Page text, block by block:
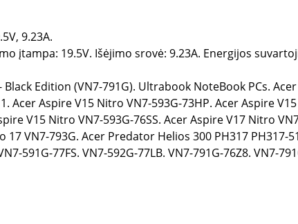
9.23A.
įtampa: 19.5V. Išėjimo srovė: 9.23A. Energijos
Edition (VN7-791G). Ultrabook NoteBook PCs.
Acer Aspire V15 Nitro VN7-593G-73HP. Acer Aspire
V15 Nitro VN7-593G-76SS. Acer Aspire V17 Nitro
VN7-793G. Acer Predator Helios 300 PH317 PH317-
591G-77FS. VN7-592G-77LB. VN7-791G-76Z8. VN7-